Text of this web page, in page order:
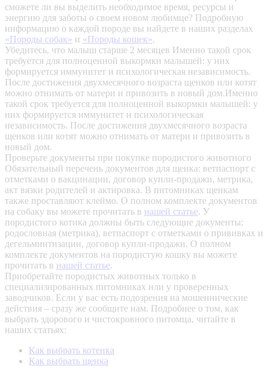
сможете ли вы выделить необходимое время, ресурсы и
энергию для заботы о своем новом любимце? Подробную
информацию о каждой породе вы найдете в наших разделах
«Породы собак» и «Породы кошек».
Убедитесь, что малыш старше 2 месяцев Именно такой срок
требуется для полноценной выкормки малышей: у них
формируется иммунитет и психологическая независимость.
После достижения двухмесячного возраста щенков или котят
можно отнимать от матери и привозить в новый дом.Именно
такой срок требуется для полноценной выкормки малышей: у
них формируется иммунитет и психологическая
независимость. После достижения двухмесячного возраста
щенков или котят можно отнимать от матери и привозить в
новый дом.
Проверьте документы при покупке породистого животного
Обязательный перечень документов для щенка: ветпаспорт с
отметками о вакцинации, договор купли-продажи, метрика,
акт вязки родителей и актировка. В питомниках щенкам
также проставляют клеймо. О полном комплекте документов
на собаку вы можете прочитать в нашей статье. У
породистого котика должны быть следующие документы:
родословная (метрика), ветпаспорт с отметками о прививках и
дегельминтизации, договор купли-продажи. О полном
комплекте документов на породистую кошку вы можете
прочитать в нашей статье.
Приобретайте породистых животных только в
специализированных питомниках или у проверенных
заводчиков. Если у вас есть подозрения на мошеннические
действия – сразу же сообщите нам. Подробнее о том, как
выбрать здорового и чистокровного питомца, читайте в
наших статьях:
Как выбрать котенка
Как выбрать щенка